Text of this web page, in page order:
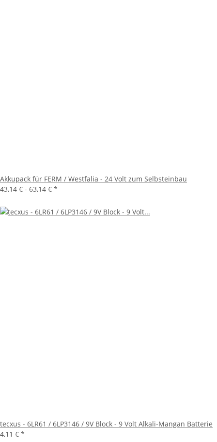
Akkupack für FERM / Westfalia - 24 Volt zum Selbsteinbau
43,14 € - 63,14 € *
tecxus - 6LR61 / 6LP3146 / 9V Block - 9 Volt Alkali-Mangan Batterie
4,11 € *